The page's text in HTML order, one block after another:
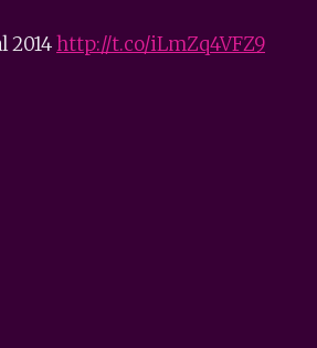
2014http://t.co/iLmZq4VFZ9